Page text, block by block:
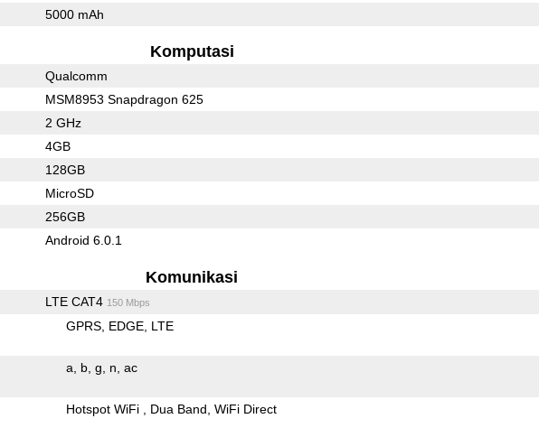
5000 mAh
Komputasi
Qualcomm
MSM8953 Snapdragon 625
2 GHz
4GB
128GB
MicroSD
256GB
Android 6.0.1
Komunikasi
LTE CAT4 150 Mbps
GPRS EDGE LTE
a b g n ac
Hotspot WiFi Dua Band WiFi Direct